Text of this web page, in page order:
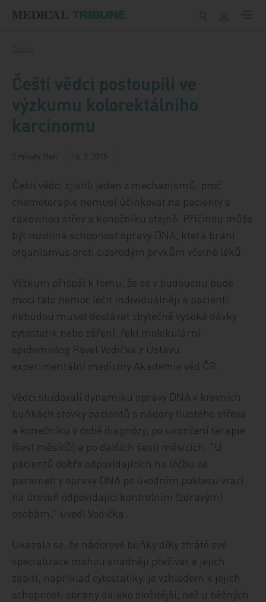
Čeští vědci postoupili ve
výzkumu kolorektálního
karcinomu
2 minuty čtení 16. 3. 2015
Čeští vědci zjistili jeden z mechanismů, proč
chemoterapie nemusí účinkovat na pacienty s
rakovinou střev a konečníku stejně. Příčinou může
být rozdílná schopnost opravy DNA, která brání
organismus proti cizorodým prvkům včetně léků.
Výzkum přispěl k tomu, že se v budoucnu bude
moci tato nemoc léčit individuálněji a pacienti
nebudou muset dostávat zbytečně vysoké dávky
cytostatik nebo záření, řekl molekulární
epidemiolog Pavel Vodička z Ústavu
experimentální medicíny Akademie věd ČR.
Vědci studovali dynamiku opravy DNA v krevních
buňkách stovky pacientů s nádory tlustého střeva
a konečníku v době diagnózy, po ukončení terapie
(šest měsíců) a po dalších šesti měsících. "U
pacientů dobře odpovídajících na léčbu se
parametry opravy DNA po úvodním poklesu vrací
na úroveň odpovídající kontrolním (zdravým)
osobám," uvedl Vodička.
Ukázalo se, že nádorové buňky díky ztrátě své
specializace mohou snadněji přežívat a jejich
zabití, například cytostatiky, je vzhledem k jejich
schopnosti obrany daleko složitější, než u běžných